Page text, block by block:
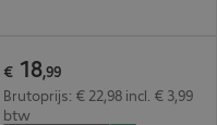
€ 18,99
Brutoprijs: € 22,98 incl. € 3,99
btw